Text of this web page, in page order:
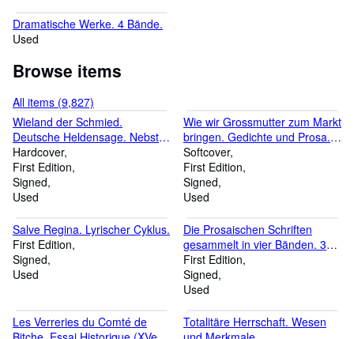
Ehrfurcht gewidmet. Nach der
Melodie von Arndt's Volkslied:
Vaterland?".
Dramatische Werke. 4 Bände.
Used
Browse items
All items (9,827)
Wieland der Schmied.
Deutsche Heldensage. Nebst
Romanzen und Balladen.
Hardcover
First Edition
Signed
Used
Wie wir Grossmutter zum Markt
bringen. Gedichte und Prosa.
Mit Übertragungen von Ernst
Jandl und Günter Kunert und
mit Originalgraphiken von
Christoph Meckel.
SIGNIERT / = Eremiten-
Pressse, BROSCHUR, Band
18).
Softcover
First Edition
Signed
Used
Salve Regina. Lyrischer Cyklus.
First Edition
Signed
Used
Die Prosaischen Schriften
gesammelt in vier Bänden. 3
Bände (mehr nicht erschienen).
First Edition
Signed
Used
Les Verreries du Comté de
Totalitäre Herrschaft. Wesen